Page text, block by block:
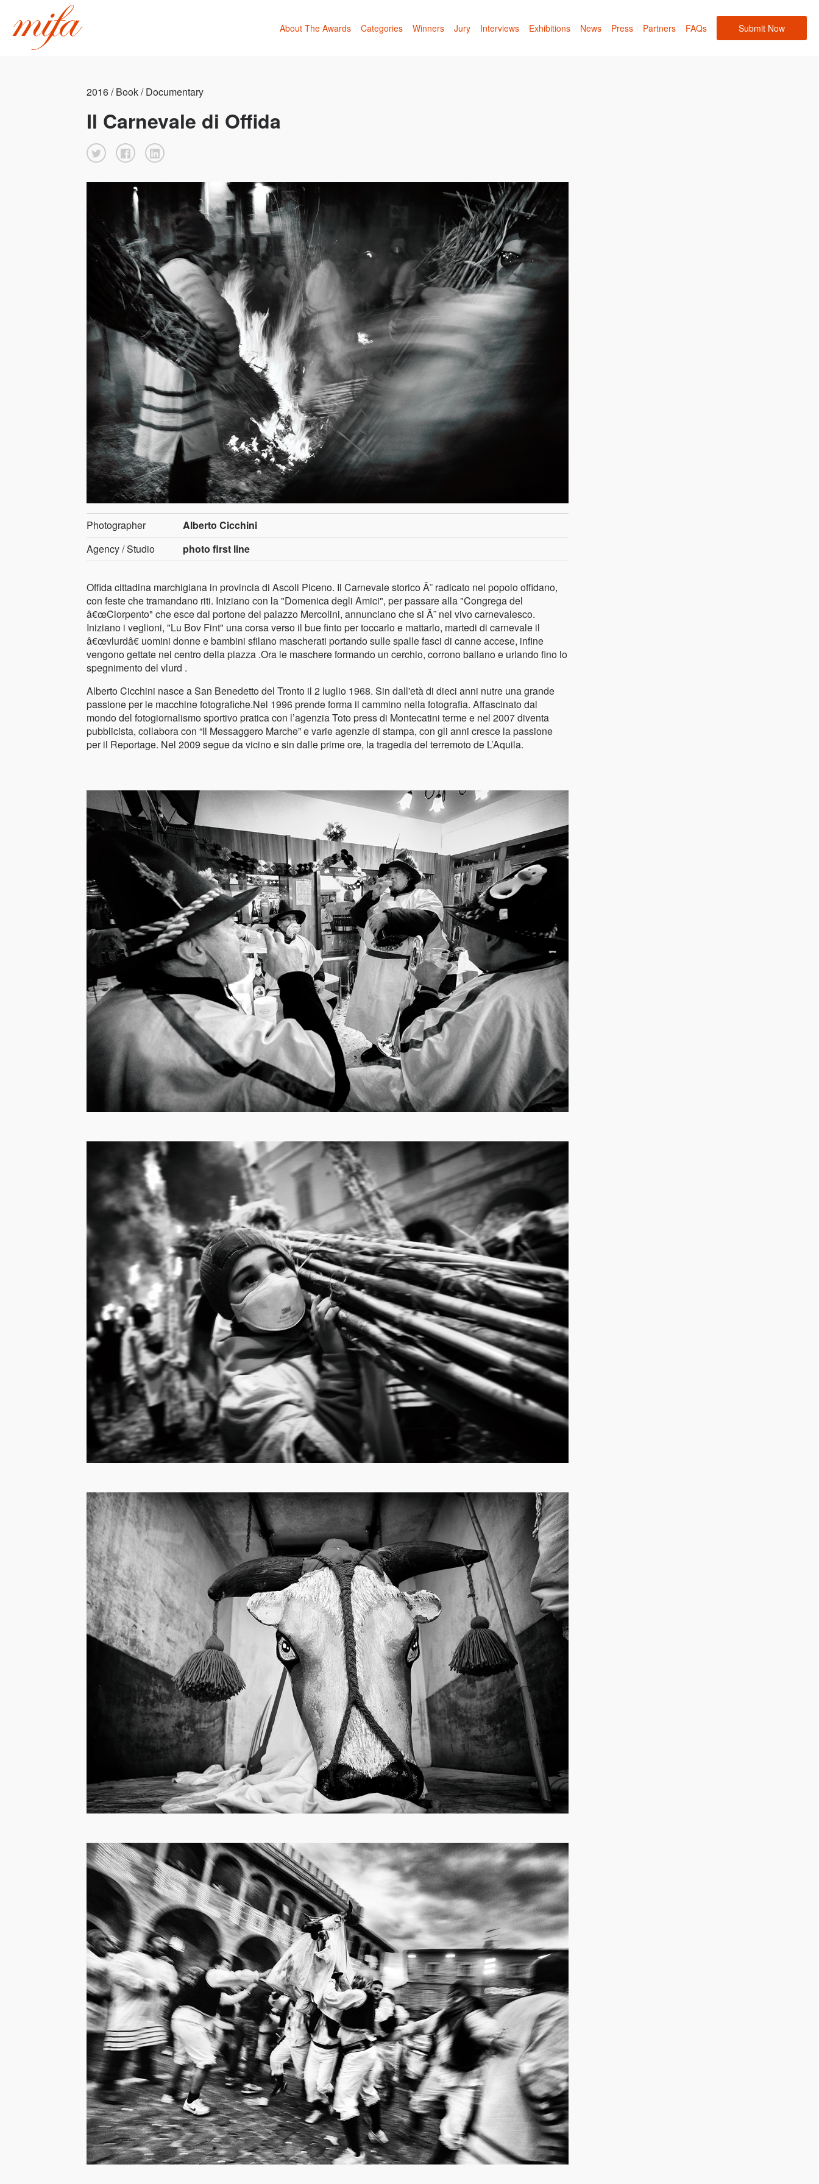
About The Awards Categories Winners Jury Interviews Exhibitions News Press Partners FAQs Submit Now
2016 / Book / Documentary
Il Carnevale di Offida
Photographer
Alberto Cicchini
Agency / Studio
photo first line
Offida cittadina marchigiana in provincia di Ascoli Piceno. Il Carnevale storico Ã¨ radicato nel popolo offidano,
con feste che tramandano riti. Iniziano con la "Domenica degli Amici", per passare alla "Congrega del
â€œCiorpento" che esce dal portone del palazzo Mercolini, annunciano che si Ã¨ nel vivo carnevalesco.
Iniziano i veglioni, "Lu Bov Fint" una corsa verso il bue finto per toccarlo e mattarlo, martedi di carnevale il
â€œvlurdâ€ uomini donne e bambini sfilano mascherati portando sulle spalle fasci di canne accese, infine
vengono gettate nel centro della piazza .Ora le maschere formando un cerchio, corrono ballano e urlando fino lo
spegnimento del vlurd .
Alberto Cicchini nasce a San Benedetto del Tronto il 2 luglio 1968. Sin dall'età di dieci anni nutre una grande
passione per le macchine fotografiche.Nel 1996 prende forma il cammino nella fotografia. Affascinato dal
mondo del fotogiornalismo sportivo pratica con l’agenzia Toto press di Montecatini terme e nel 2007 diventa
pubblicista, collabora con “Il Messaggero Marche” e varie agenzie di stampa, con gli anni cresce la passione
per il Reportage. Nel 2009 segue da vicino e sin dalle prime ore, la tragedia del terremoto de L’Aquila.